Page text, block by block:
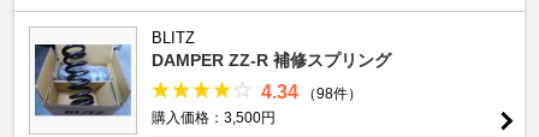
BLITZ
DAMPER ZZ-R 補修スプリング
4.34
（98件）
購入価格：3,500円